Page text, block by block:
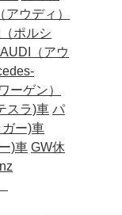
アウディ）
ポルシ
AUDI（アウ
ーゲン）
スラ)車 パ
ー)車
)車 GW休